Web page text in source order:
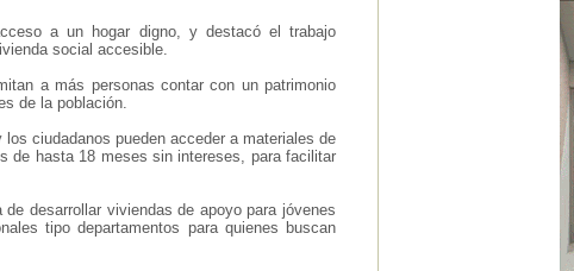
a un hogar digno, y destacó el trabajo
social accesible.
a más personas contar con un patrimonio
de la población.
ciudadanos pueden acceder a materiales de
de hasta 18 meses sin intereses, para facilitar
desarrollar viviendas de apoyo para jóvenes
tipo departamentos para quienes buscan